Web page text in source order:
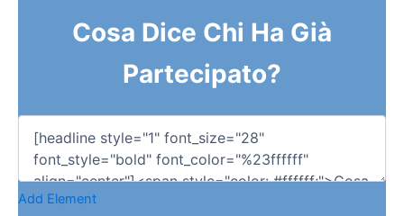
Cosa Dice Chi Ha Già
Partecipato?
Add Element